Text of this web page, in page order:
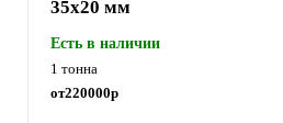
35x20 мм
Есть в наличии
1 тонна
от220000р